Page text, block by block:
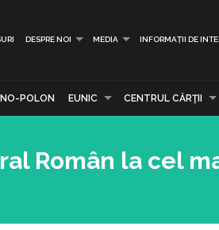
DESPRE NOI MEDIA INFORMAȚII DE
POLON EUNIC CENTRUL CĂRŢII
Român la cel